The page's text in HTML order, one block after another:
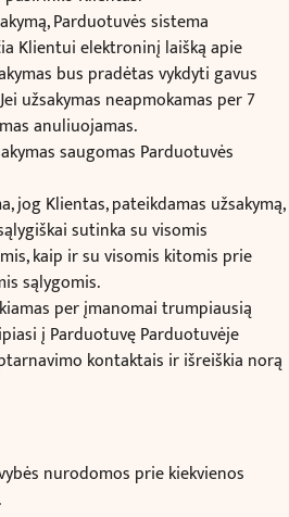
Parduotuvės sistema
Klientui elektroninį laišką apie
bus pradėtas vykdyti gavus
užsakymas neapmokamas per 7
anuliuojamas.
saugomas Parduotuvės
jog Klientas, pateikdamas užsakymą,
sutinka su visomis
kaip ir su visomis kitomis prie
sąlygomis.
per įmanomai trumpiausią
į Parduotuvę Parduotuvėje
kontaktais ir išreiškia norą
nurodomos prie kiekvienos